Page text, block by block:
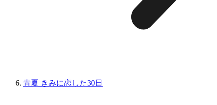
青夏 きみに恋した30日